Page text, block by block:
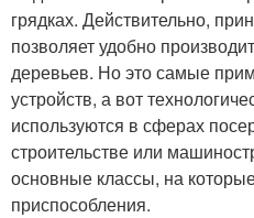
грядках. Действительно,
позволяет удобно
деревьев. Но это самые
устройств, а вот
используются в сферах
строительстве или
основные классы, на
приспособления.